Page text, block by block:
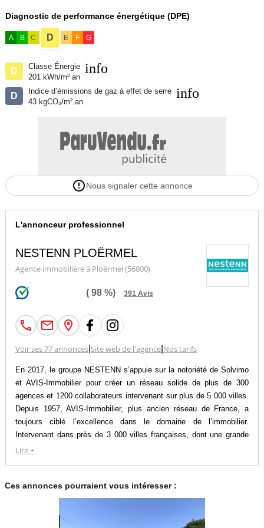
Diagnostic de performance énergétique (DPE)
A B C D E F G
D
Classe Énergie
201 kWh/m² an
info
D
Indice d’émissions de gaz à effet de serre
43 kgCO₂/m².an
info
Nous signaler cette annonce
L'annonceur professionnel
NESTENN PLOËRMEL
Agence immobilière à Ploërmel (56800)
( 98 %) 391 Avis
Voir ses 77 annonces| Site web de l'agence| Nos tarifs
En 2017, le groupe NESTENN s’appuie sur la notoriété de Solvimo
et AVIS-Immobilier pour créer un réseau solide de plus de 300
agences et 1200 collaborateurs intervenant sur plus de 5 000 villes.
Depuis 1957, AVIS-Immobilier, plus ancien réseau de France, a
toujours ciblé l’excellence dans le domaine de l’immobilier.
Intervenant dans près de 3 000 villes françaises, dont une grande
partie dans l’ouest du pays, le groupe est dévoué à la performance
sur le marché et intervient dans plus de 450 villes en France et à
l’étranger. Avec plus de 90% de recommandation client, le groupe
savoir-faire et ses services de qualité.
Lire +
Ces annonces pourraient vous intéresser :